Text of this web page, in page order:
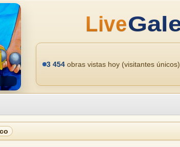
3 454 obras vistas hoy (visitantes únicos)